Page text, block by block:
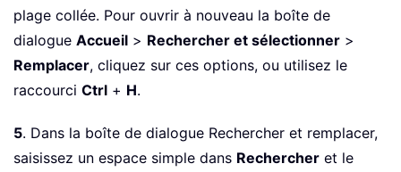
plage collée. Pour ouvrir à nouveau la boîte de
dialogue Accueil > Rechercher et sélectionner >
Remplacer, cliquez sur ces options, ou utilisez le
raccourci Ctrl + H.
5. Dans la boîte de dialogue Rechercher et remplacer,
saisissez un espace simple dans Rechercher et le